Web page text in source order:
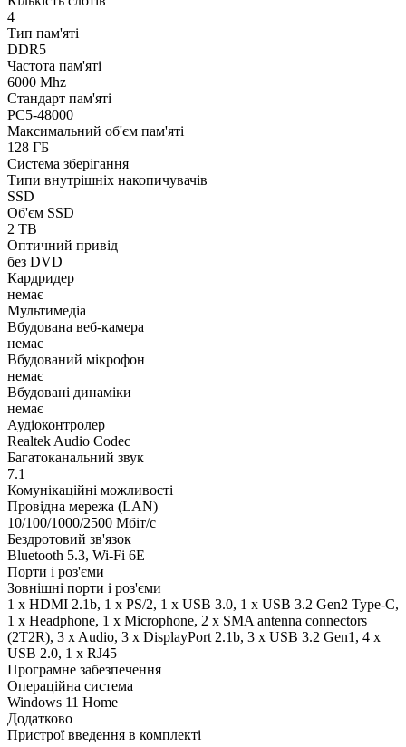
4
Тип пам'яті
DDR5
Частота пам'яті
6000 Mhz
Стандарт пам'яті
PC5-48000
Максимальний об'єм пам'яті
128 ГБ
Система зберігання
Типи внутрішніх накопичувачів
SSD
Об'єм SSD
2 TB
Оптичний привід
без DVD
Кардридер
немає
Мультимедіа
Вбудована веб-камера
немає
Вбудований мікрофон
немає
Вбудовані динаміки
немає
Аудіоконтролер
Realtek Audio Codec
Багатоканальний звук
7.1
Комунікаційні можливості
Провідна мережа (LAN)
10/100/1000/2500 Мбіт/с
Бездротовий зв'язок
Bluetooth 5.3, Wi-Fi 6E
Порти і роз'єми
Зовнішні порти і роз'єми
1 x HDMI 2.1b, 1 x PS/2, 1 x USB 3.0, 1 x USB 3.2 Gen2 Type-C,
1 x Нeadphone, 1 х Microphone, 2 x SMA antenna connectors
(2T2R), 3 x Audio, 3 x DisplayPort 2.1b, 3 x USB 3.2 Gen1, 4 x
USB 2.0, 1 x RJ45
Програмне забезпечення
Операційна система
Windows 11 Home
Додатково
Пристрої введення в комплекті